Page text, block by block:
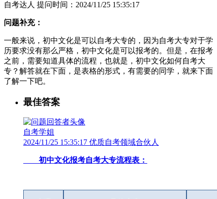
自考达人 提问时间：2024/11/25 15:35:17
问题补充：
一般来说，初中文化是可以自考大专的，因为自考大专对于学
历要求没有那么严格，初中文化是可以报考的。但是，在报考
之前，需要知道具体的流程，也就是，初中文化如何自考大
专？解答就在下面，是表格的形式，有需要的同学，就来下面
了解一下吧。
最佳答案
自考学姐
2024/11/25 15:35:17 优质自考领域合伙人
初中文化报考自考大专流程表：